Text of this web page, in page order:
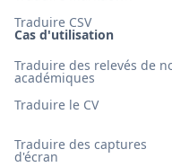
Cas d'utilisation
Traduire des relevés de
académiques
Traduire le CV
Traduire des captures
d'écran
Traduire CSV